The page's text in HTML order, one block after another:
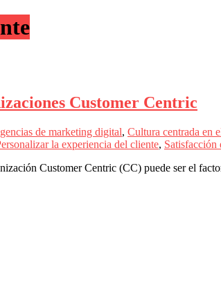
Customer Centric
de marketing digital, Cultura centrada en
la experiencia del cliente, Satisfacción
Customer Centric (CC) puede ser el